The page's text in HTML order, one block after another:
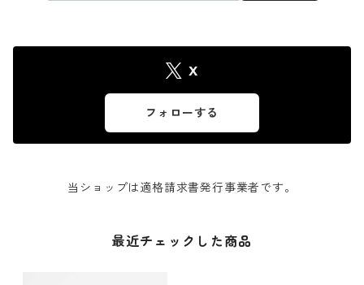
X
フォローする
当ショップは適格請求書発行事業者です。
最近チェックした商品